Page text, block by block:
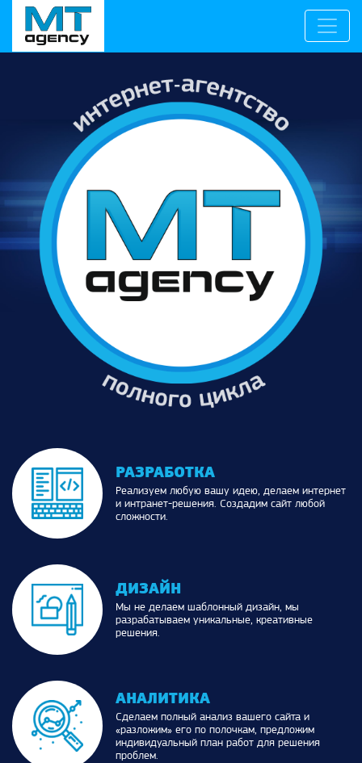
РАЗРАБОТКА
Реализуем любую вашу идею, делаем интернет
и интранет-решения. Создадим сайт любой
сложности.
ДИЗАЙН
Мы не делаем шаблонный дизайн, мы
разрабатываем уникальные, креативные
решения.
АНАЛИТИКА
Сделаем полный анализ вашего сайта и
«разложим» его по полочкам, предложим
индивидуальный план работ для решения
проблем.